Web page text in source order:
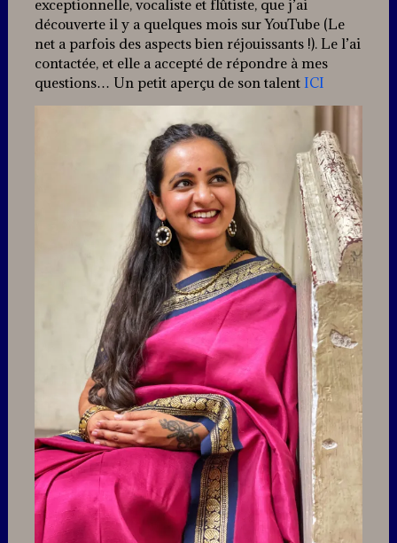
exceptionnelle, vocaliste et flûtiste, que j’ai
découverte il y a quelques mois sur YouTube (Le
net a parfois des aspects bien réjouissants !). Le l’ai
contactée, et elle a accepté de répondre à mes
questions… Un petit aperçu de son talent ICI